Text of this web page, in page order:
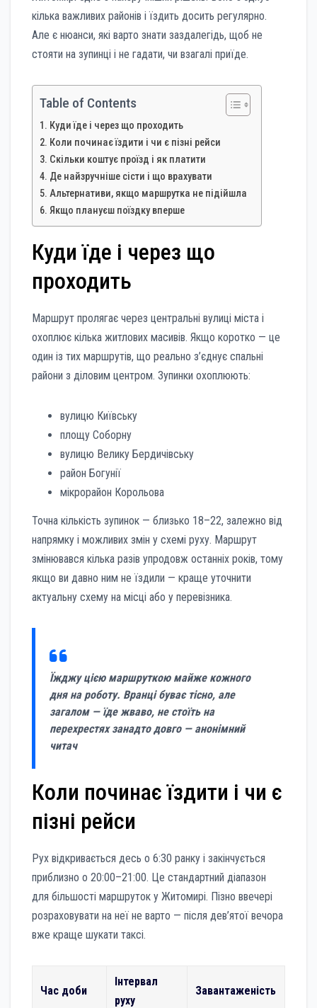
кілька важливих районів і їздить досить регулярно.
Але є нюанси, які варто знати заздалегідь, щоб не
стояти на зупинці і не гадати, чи взагалі приїде.
Table of Contents
Куди їде і через що проходить
Коли починає їздити і чи є пізні рейси
Скільки коштує проїзд і як платити
Де найзручніше сісти і що врахувати
Альтернативи, якщо маршрутка не підійшла
Якщо плануєш поїздку вперше
Куди їде і через що
проходить
Маршрут пролягає через центральні вулиці міста і
охоплює кілька житлових масивів. Якщо коротко — це
один із тих маршрутів, що реально з’єднує спальні
райони з діловим центром. Зупинки охоплюють:
вулицю Київську
площу Соборну
вулицю Велику Бердичівську
район Богунії
мікрорайон Корольова
Точна кількість зупинок — близько 18–22, залежно від
напрямку і можливих змін у схемі руху. Маршрут
змінювався кілька разів упродовж останніх років, тому
якщо ви давно ним не їздили — краще уточнити
актуальну схему на місці або у перевізника.
Їжджу цією маршруткою майже кожного
дня на роботу. Вранці буває тісно, але
загалом — їде жваво, не стоїть на
перехрестях занадто довго — анонімний
читач
Коли починає їздити і чи є
пізні рейси
Рух відкривається десь о 6:30 ранку і закінчується
приблизно о 20:00–21:00. Це стандартний діапазон
для більшості маршруток у Житомирі. Пізно ввечері
розраховувати на неї не варто — після дев’ятої вечора
вже краще шукати таксі.
Час доби
Інтервал
руху
Завантаженість